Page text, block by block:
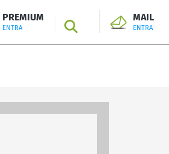
PREMIUM
ENTRA SEARCH
MAIL
ENTRA